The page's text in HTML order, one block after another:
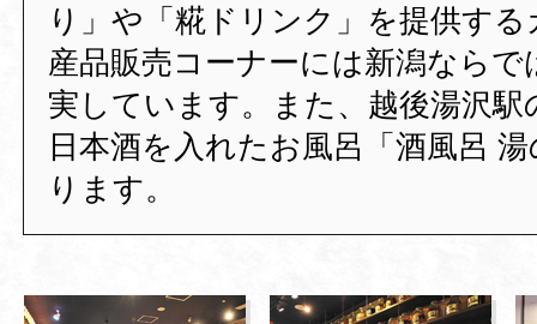
り」や「糀ドリンク」を提供す
産品販売コーナーには新潟ならで
実しています。また、越後湯沢駅
日本酒を入れたお風呂「酒風呂
ります。